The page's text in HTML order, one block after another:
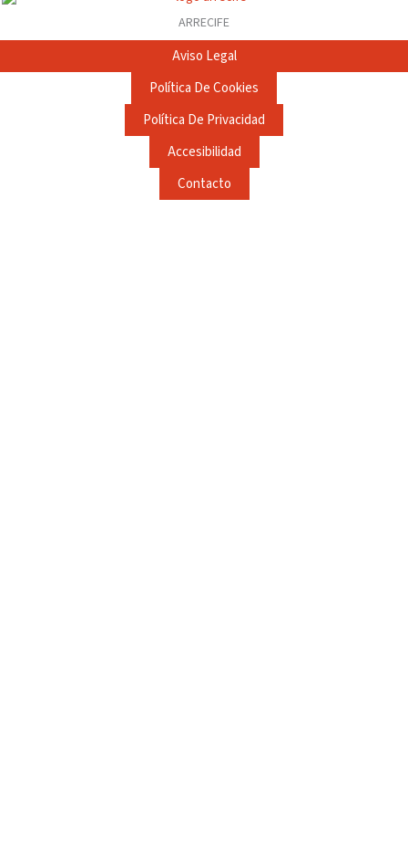
ARRECIFE
Aviso Legal
Política De Cookies
Política De Privacidad
Accesibilidad
Contacto